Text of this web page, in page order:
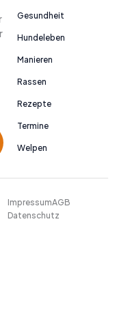
Gesundheit
Hundeleben
Manieren
Rassen
Rezepte
Termine
Welpen
ImpressumAGB
Datenschutz